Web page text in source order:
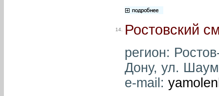
14. Ростовский
регион:
Дону, ул.
e-mail: